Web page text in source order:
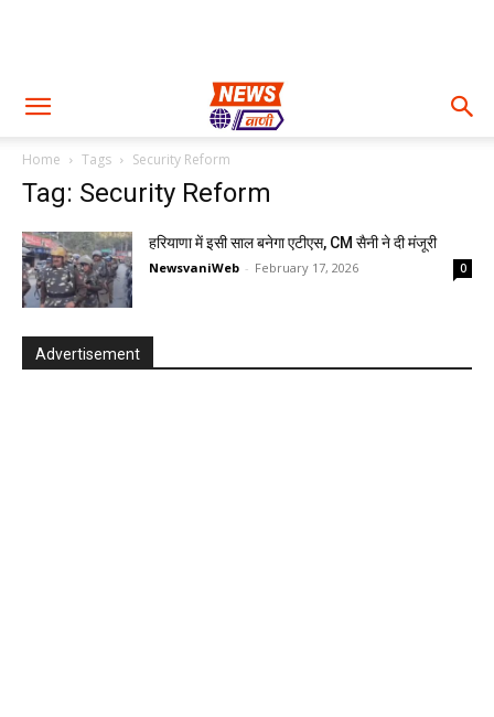
Home Tags Security Reform
Tag: Security Reform
हरियाणा में इसी साल बनेगा एटीएस, CM सैनी ने दी मंजूरी
NewsvaniWeb - February 17, 2026 0
Advertisement